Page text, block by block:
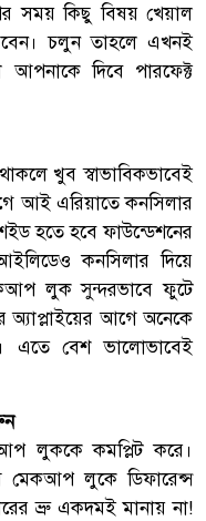
সময় কিছু বিষয় খেয়াল
চলুন তাহলে এখনই
দিবে পারফেক্ট
খুব স্বাভাবিকভাবেই
আই এরিয়াতে কনসিলার
হতে হবে ফাউন্ডেশনের
কনসিলার দিয়ে
লুক সুন্দরভাবে ফুটে
আগে অনেকে
এতে বেশ ভালোভাবেই
লুককে কমপ্লিট করে।
মেকআপ লুকে ডিফারেন্স
ভ্রু একদমই মানায় না!